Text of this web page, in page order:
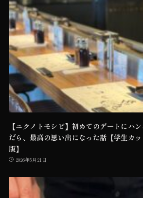
【ニクノトモシビ】初めてのデートにハ
だら、最高の思い出になった話【学生カ
版】
2026年5月21日